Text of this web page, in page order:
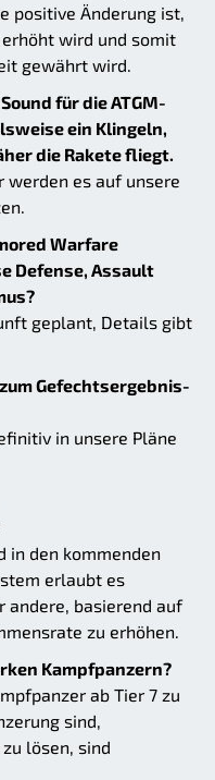
positive Änderung ist,
wird und somit
gewährt wird.
für die ATGM-
ein Klingeln,
die Rakete fliegt.
werden es auf unsere
Warfare
Defense, Assault
geplant, Details gibt
Gefechtsergebnis-
in unsere Pläne
in den kommenden
erlaubt es
andere, basierend auf
zu erhöhen.
Kampfpanzern?
ab Tier 7 zu
sind,
lösen, sind